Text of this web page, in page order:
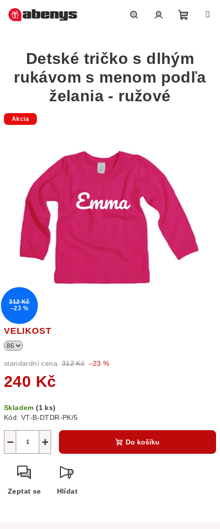
košík
VELIKOST
standardní cena: 312 Kč –23 %
240 Kč
cena:
Skladem(1 ks)
Kód: VT-B-DTDR-PK/5
+
− Do košíku
Zeptat se Hlídat
Detské tričko s dlhým
rukávom s menom podľa
želania - ružové
Akcia
312 Kč
–23 %